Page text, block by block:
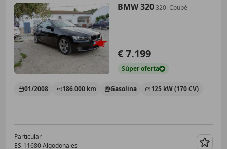
BMW 320320i Coupé
€ 7.199
Súperoferta
01/2008 186.000 km Gasolina 125 kW (170 CV)
Particular
ES-11680 Algodonales